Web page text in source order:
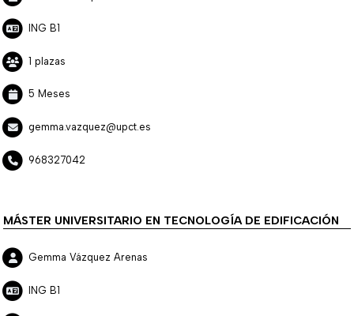
ING B1
1 plazas
5 Meses
gemma.vazquez@upct.es
968327042
MÁSTER UNIVERSITARIO EN TECNOLOGÍA DE EDIFICACIÓN
Gemma Vázquez Arenas
ING B1